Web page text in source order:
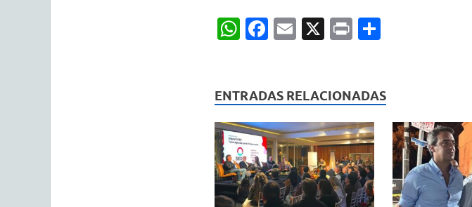
W
s
A
p
p
F
b
o
o
k
E X P C
p
ar
ti
ENTRADAS RELACIONADAS